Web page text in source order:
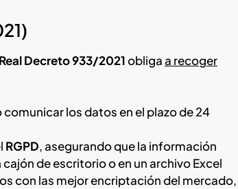
Real Decreto 933/2021obligaa recoger
los datos en el plazo de 24
RGPD, asegurando que la información
de escritorio o en un archivo Excel
con las mejor encriptación del mercado,